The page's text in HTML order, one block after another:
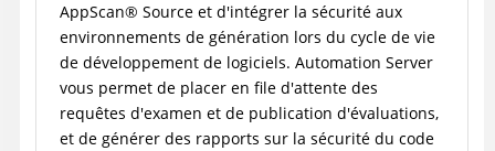
AppScan® Source et d'intégrer la sécurité aux
environnements de génération lors du cycle de vie
de développement de logiciels. Automation Server
vous permet de placer en file d'attente des
requêtes d'examen et de publication d'évaluations,
et de générer des rapports sur la sécurité du code